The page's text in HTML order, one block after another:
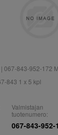
067-843-952-172
843 1 x 5 kpl
Valmistajan
tuotenumero:
067-843-952-